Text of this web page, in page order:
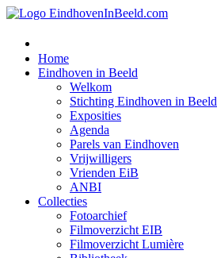
Home
Eindhoven in Beeld
Welkom
Stichting Eindhoven in Beeld
Exposities
Agenda
Parels van Eindhoven
Vrijwilligers
Vrienden EiB
ANBI
Collecties
Fotoarchief
Filmoverzicht EIB
Filmoverzicht Lumière